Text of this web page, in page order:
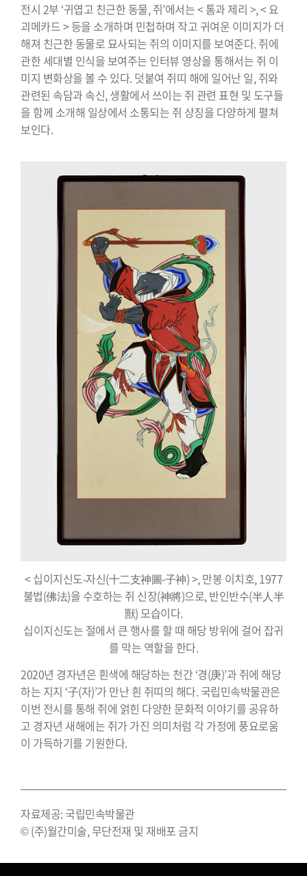
전시 2부 ‘귀엽고 친근한 동물, 쥐’에서는 < 톰과 제리 >, < 요
괴메카드 > 등을 소개하며 민첩하며 작고 귀여운 이미지가 더
해져 친근한 동물로 묘사되는 쥐의 이미지를 보여준다. 쥐에
관한 세대별 인식을 보여주는 인터뷰 영상을 통해서는 쥐 이
미지 변화상을 볼 수 있다. 덧붙여 쥐띠 해에 일어난 일, 쥐와
관련된 속담과 속신, 생활에서 쓰이는 쥐 관련 표현 및 도구들
을 함께 소개해 일상에서 소통되는 쥐 상징을 다양하게 펼쳐
보인다.
< 십이지신도-자신(十二支神圖-子神) >, 만봉 이치호, 1977
불법(佛法)을 수호하는 쥐 신장(神將)으로, 반인반수(半人半
獸) 모습이다.
십이지신도는 절에서 큰 행사를 할 때 해당 방위에 걸어 잡귀
를 막는 역할을 한다.
2020년 경자년은 흰색에 해당하는 천간 ‘경(庚)’과 쥐에 해당
하는 지지 ‘子(자)’가 만난 흰 쥐띠의 해다. 국립민속박물관은
이번 전시를 통해 쥐에 얽힌 다양한 문화적 이야기를 공유하
고 경자년 새해에는 쥐가 가진 의미처럼 각 가정에 풍요로움
이 가득하기를 기원한다.
자료제공: 국립민속박물관
© (주)월간미술, 무단전재 및 재배포 금지